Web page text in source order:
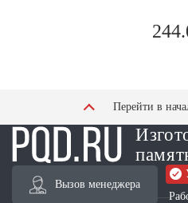
Перейти в
Вызов менеджера